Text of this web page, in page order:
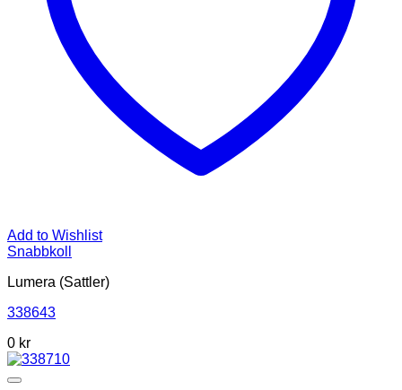
Add to Wishlist
Snabbkoll
Lumera (Sattler)
338643
0 kr